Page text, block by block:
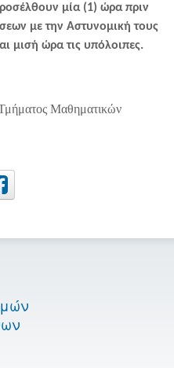
μία (1) ώρα πριν
με την Αστυνομική τους
μισή ώρα τις υπόλοιπες.
Μαθηματικών